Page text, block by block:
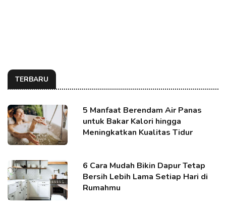
TERBARU
5 Manfaat Berendam Air Panas
untuk Bakar Kalori hingga
Meningkatkan Kualitas Tidur
6 Cara Mudah Bikin Dapur Tetap
Bersih Lebih Lama Setiap Hari di
Rumahmu